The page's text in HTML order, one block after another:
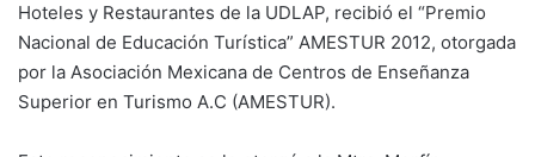
Hoteles y Restaurantes de la UDLAP, recibió el “Premio
Nacional de Educación Turística” AMESTUR 2012, otorgada
por la Asociación Mexicana de Centros de Enseñanza
Superior en Turismo A.C (AMESTUR).